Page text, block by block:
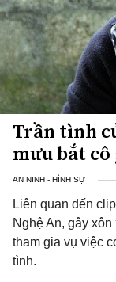
Trần tình
mưu bắt
AN NINH - HÌNH SỰ
Liên quan đến
Nghệ An, gây
tham gia vụ việc
tình.